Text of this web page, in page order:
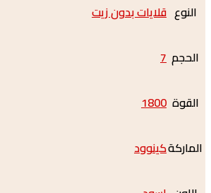
قلايات بدون زيت
1800
كينوود